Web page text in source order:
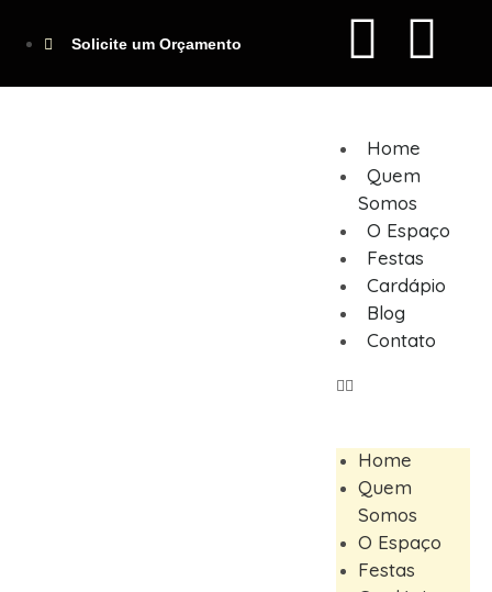
Solicite um Orçamento
Home
Quem
Somos
O Espaço
Festas
Cardápio
Blog
Contato
Home
Quem
Somos
O Espaço
Festas